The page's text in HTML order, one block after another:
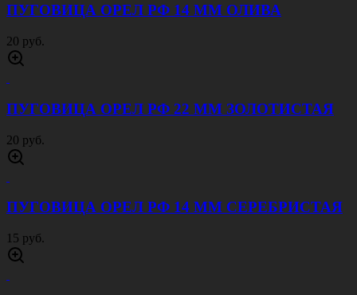
ПУГОВИЦА ОРЕЛ РФ 14 ММ ОЛИВА
20 руб.
ПУГОВИЦА ОРЕЛ РФ 22 ММ ЗОЛОТИСТАЯ
20 руб.
ПУГОВИЦА ОРЕЛ РФ 14 ММ СЕРЕБРИСТАЯ
15 руб.